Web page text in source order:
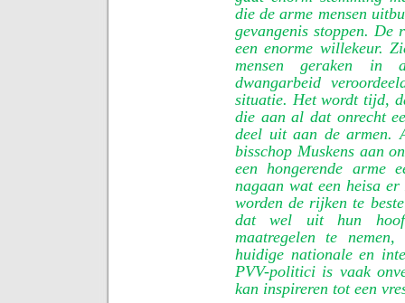
die de arme mensen
gevangenis stoppen. De
een enorme willekeur.
mensen geraken in
dwangarbeid
situatie. Het wordt tijd,
die aan al dat onrecht
deel uit aan de armen.
bisschop Muskens aan
een hongerende arme
nagaan wat een heisa
worden de rijken te
dat wel uit hun
maatregelen te
huidige nationale en
PVV-politici is vaak
kan inspireren tot een